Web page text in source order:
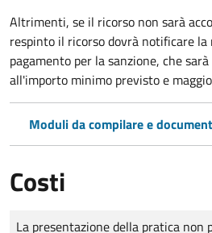
Altrimenti, se il ricorso non sarà
respinto il ricorso dovrà notificare
pagamento per la sanzione, che
all'importo minimo previsto e
Moduli da compilare e
Costi
Tipo di pagamento
Importo
La presentazione della pratica non